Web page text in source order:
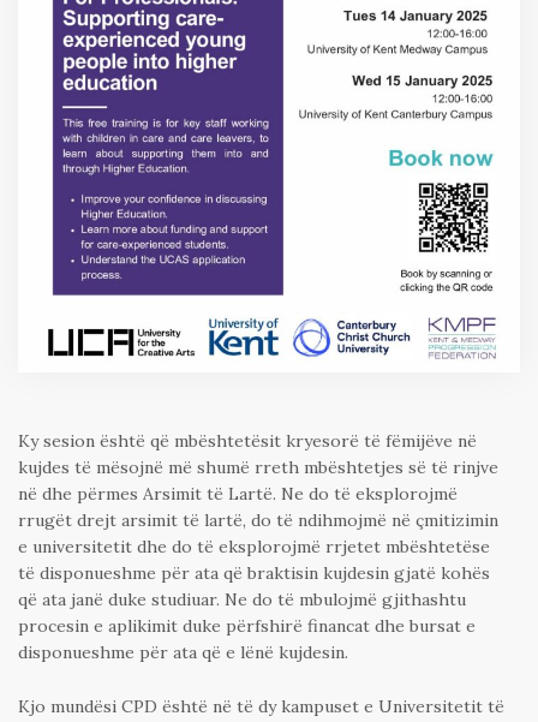
Ky sesion është që mbështetësit kryesorë të fëmijëve në
kujdes të mësojnë më shumë rreth mbështetjes së të rinjve
në dhe përmes Arsimit të Lartë. Ne do të eksplorojmë
rrugët drejt arsimit të lartë, do të ndihmojmë në çmitizimin
e universitetit dhe do të eksplorojmë rrjetet mbështetëse
të disponueshme për ata që braktisin kujdesin gjatë kohës
që ata janë duke studiuar. Ne do të mbulojmë gjithashtu
procesin e aplikimit duke përfshirë financat dhe bursat e
disponueshme për ata që e lënë kujdesin.
Kjo mundësi CPD është në të dy kampuset e Universitetit të